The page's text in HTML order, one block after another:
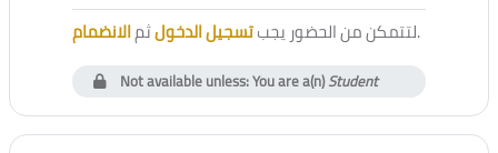
لتتمكن من الحضور يجبتسجيل الدخولثمالانضمام .
Not available unless: You are a(n)Student